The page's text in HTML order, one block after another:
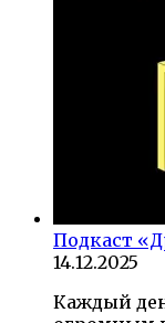
Подкаст
14.12.2025
Каждый